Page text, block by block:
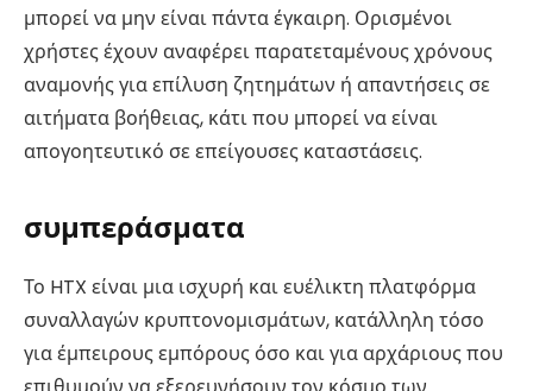
μπορεί να μην είναι πάντα έγκαιρη. Ορισμένοι
χρήστες έχουν αναφέρει παρατεταμένους χρόνους
αναμονής για επίλυση ζητημάτων ή απαντήσεις σε
αιτήματα βοήθειας, κάτι που μπορεί να είναι
απογοητευτικό σε επείγουσες καταστάσεις.
συμπεράσματα
Το HTX είναι μια ισχυρή και ευέλικτη πλατφόρμα
συναλλαγών κρυπτονομισμάτων, κατάλληλη τόσο
για έμπειρους εμπόρους όσο και για αρχάριους που